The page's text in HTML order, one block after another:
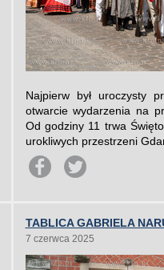
Najpierw był uroczysty
otwarcie wydarzenia na
Od godziny 11 trwa
urokliwych przestrzeni
TABLICA GABRIELA
7 czerwca 2025